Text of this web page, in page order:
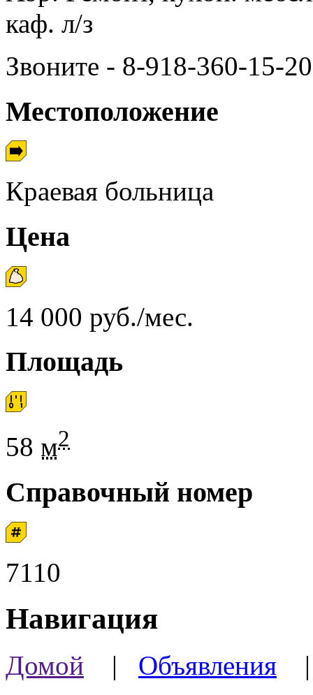
каф. л/з
Звоните - 8-918-360-15-20
Местоположение
Краевая больница
Цена
14 000 руб./мес.
Площадь
58 м2
Справочный номер
7110
Навигация
Домой | Объявления